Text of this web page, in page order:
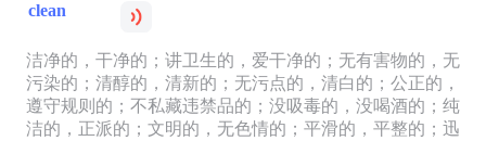
clean
洁净的，干净的；讲卫生的，爱干净的；无有害物的，无
污染的；清醇的，清新的；无污点的，清白的；公正的，
遵守规则的；不私藏违禁品的；没吸毒的，没喝酒的；纯
洁的，正派的；文明的，无色情的；平滑的，平整的；迅